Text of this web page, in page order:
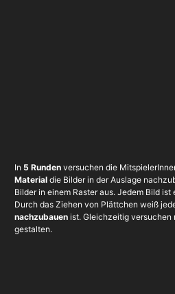
In 5 Rundenversuchen die
Materialdie Bilder in der Auslage
Bilder in einem Raster aus. Jedem Bild
Durch das Ziehen von Plättchen weiß
nachzubauenist. Gleichzeitig versuchen
gestalten.